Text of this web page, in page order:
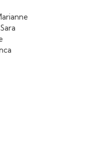
Svendsen